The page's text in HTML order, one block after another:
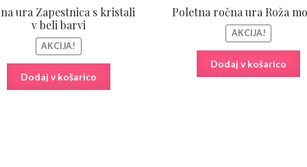
ura Zapestnica s kristali
v beli barvi
AKCIJA!
Dodaj v košarico
Poletna ročna ura Roža
AKCIJA!
Dodaj v košarico